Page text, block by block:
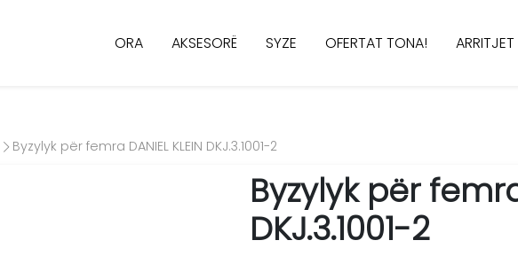
ORA AKSESORË SYZE OFERTAT TONA!
Byzylyk për femra DANIEL KLEIN DKJ.3.1001-2
Byzylyk për femra
DKJ.3.1001-2